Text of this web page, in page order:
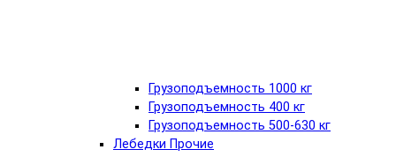
Грузоподъемность 1000 кг
Грузоподъемность 400 кг
Грузоподъемность 500-630 кг
Лебедки Прочие